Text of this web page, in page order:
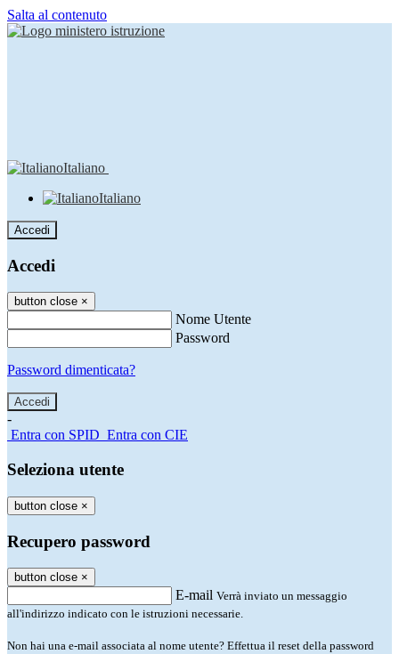
Salta al contenuto
Italiano
Italiano
Accedi
Accedi
button close ×
Nome Utente
Password
Password dimenticata?
-
Entra con SPID Entra con CIE
Seleziona utente
button close ×
Recupero password
button close ×
E-mail Verrà inviato un messaggio
all'indirizzo indicato con le istruzioni necessarie.
Non hai una e-mail associata al nome utente? Effettua il reset della password